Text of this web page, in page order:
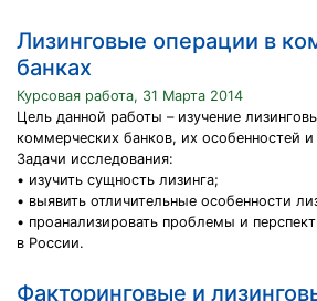
Лизинговые операции в
банках
Курсовая работа, 31 Марта 2014
Цель данной работы – изучение
коммерческих банков, их особенностей и
Задачи исследования:
• изучить сущность лизинга;
• выявить отличительные особенности
• проанализировать проблемы и
в России.
Факторинговые и